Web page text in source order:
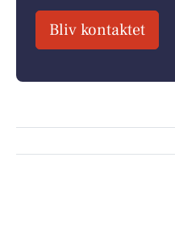
Bliv kontaktet